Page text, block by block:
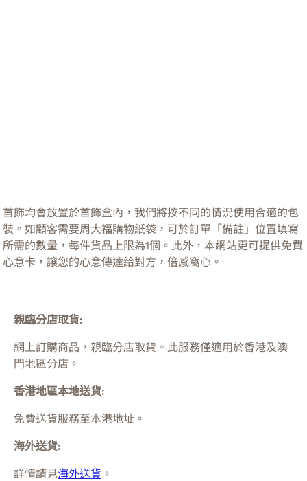
首飾均會放置於首飾盒內，我們將按不同的情況使用合適的包
裝。如顧客需要周大福購物紙袋，可於訂單「備註」位置填寫
所需的數量，每件貨品上限為1個。此外，本網站更可提供免費
心意卡，讓您的心意傳達給對方，倍感窩心。
親臨分店取貨:
網上訂購商品，親臨分店取貨。此服務僅適用於香港及澳
門地區分店。
香港地區本地送貨:
免費送貨服務至本港地址。
海外送貨:
詳情請見海外送貨 。